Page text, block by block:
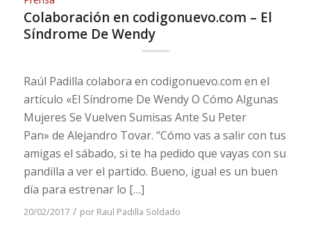
Colaboración en codigonuevo.com – El
Síndrome De Wendy
Raúl Padilla colabora en codigonuevo.com en el
artículo «El Síndrome De Wendy O Cómo Algunas
Mujeres Se Vuelven Sumisas Ante Su Peter
Pan» de Alejandro Tovar. “Cómo vas a salir con tus
amigas el sábado, si te ha pedido que vayas con su
pandilla a ver el partido. Bueno, igual es un buen
día para estrenar lo […]
20/02/2017 / por Raul Padilla Soldado